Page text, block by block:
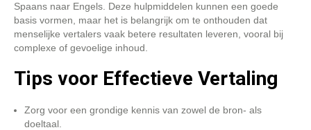
Spaans naar Engels. Deze hulpmiddelen kunnen een goede
basis vormen, maar het is belangrijk om te onthouden dat
menselijke vertalers vaak betere resultaten leveren, vooral bij
complexe of gevoelige inhoud.
Tips voor Effectieve Vertaling
Zorg voor een grondige kennis van zowel de bron- als
doeltaal.